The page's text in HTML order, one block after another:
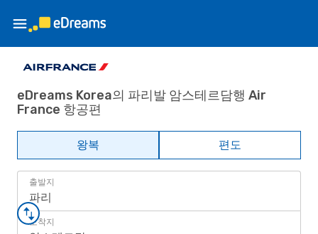
eDreams Korea의 파리발 암스테르담행 Air
France 항공편
왕복 편도
출발지
파리
도착지